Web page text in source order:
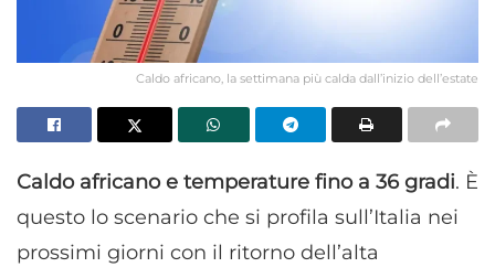
Caldo africano, la settimana più calda dall’inizio dell’estate
Caldo africano e temperature fino a 36 gradi. È
questo lo scenario che si profila sull’Italia nei
prossimi giorni con il ritorno dell’alta